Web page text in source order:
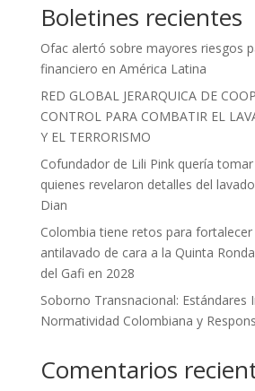
Boletines recientes
Ofac alertó sobre mayores riesgos
financiero en América Latina
RED GLOBAL JERARQUICA DE
CONTROL PARA COMBATIR EL
Y EL TERRORISMO
Cofundador de Lili Pink quería
quienes revelaron detalles del
Dian
Colombia tiene retos para
antilavado de cara a la Quinta
del Gafi en 2028
Soborno Transnacional: Estándares
Normatividad Colombiana y
Comentarios